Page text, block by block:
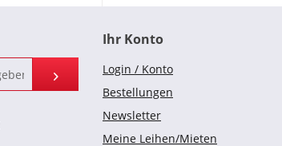
Ihr Konto
Login / Konto
Bestellungen
Newsletter
Meine Leihen/Mieten